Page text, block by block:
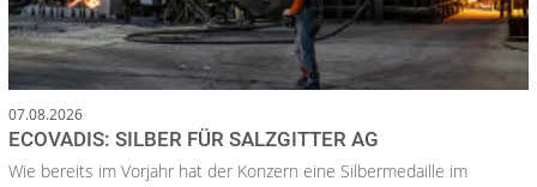
07.08.2026
ECOVADIS: SILBER FÜR SALZGITTER AG
Wie bereits im Vorjahr hat der Konzern eine Silbermedaille im